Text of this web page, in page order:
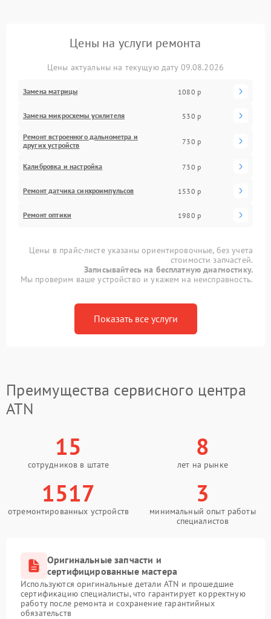
Цены на услуги ремонта
Цены актуальны на текущую дату 09.08.2026
Замена матрицы 1080 р
Замена микросхемы усилителя 530 р
Ремонт встроенного дальнометра и
других устройств
730 р
Калибровка и настройка 730 р
Ремонт датчика синхроимпульсов 1530 р
Ремонт оптики 1980 р
Цены в прайс-листе указаны ориентировочные, без учета
стоимости запчастей.
Записывайтесь на бесплатную диагностику.
Мы проверим ваше устройство и укажем на неисправность.
Показать все услуги
Преимущества сервисного центра
ATN
15
сотрудников в штате
8
лет на рынке
1517
отремонтированных устройств
3
минимальный опыт работы
специалистов
Оригинальные запчасти и
сертифицированные мастера
Используются оригинальные детали ATN и прошедшие
сертификацию специалисты, что гарантирует корректную
работу после ремонта и сохранение гарантийных
обязательств